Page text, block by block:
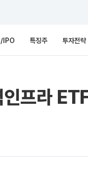
/IPO 특징주 투자전략
프라